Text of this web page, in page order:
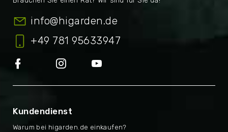
info@higarden.de
+49 781 95633947
Kundendienst
Warum bei higarden.de einkaufen?